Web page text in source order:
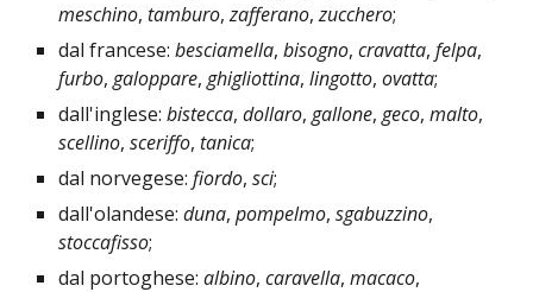
meschino,tamburo,zafferano,zucchero;
dal francese:besciamella,bisogno,cravatta,felpa,
furbo,galoppare,ghigliottina,lingotto,ovatta;
dall'inglese:bistecca,dollaro,gallone,geco,malto,
scellino,sceriffo,tanica;
dal norvegese:fiordo,sci;
dall'olandese:duna,pompelmo,sgabuzzino,
stoccafisso;
dal portoghese:albino,caravella,macaco,